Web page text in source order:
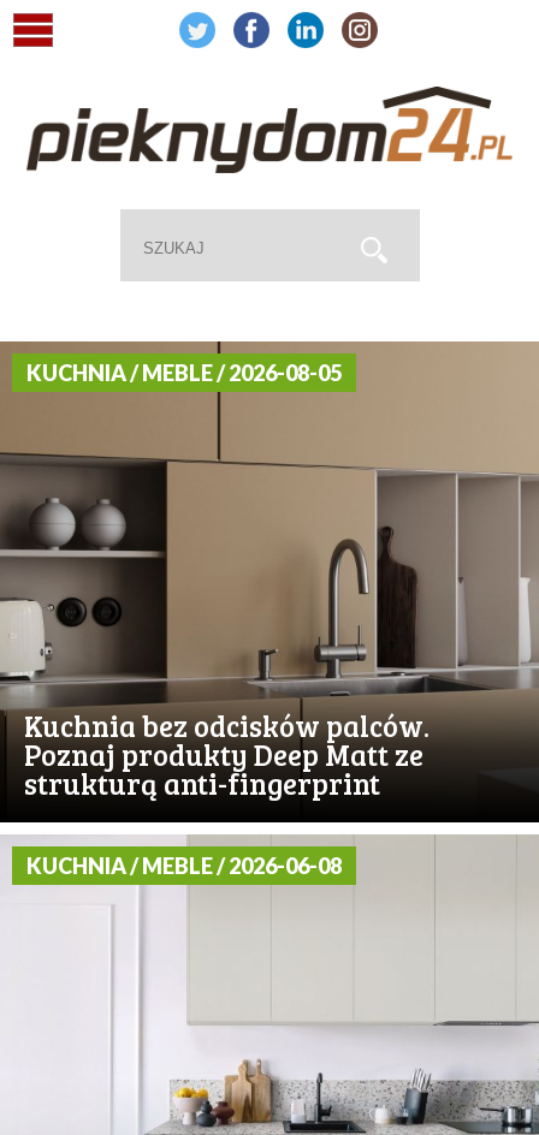
KUCHNIA / MEBLE / 2026-08-05
Kuchnia bez odcisków palców.
Poznaj produkty Deep Matt ze
strukturą anti-fingerprint
KUCHNIA / MEBLE / 2026-06-08